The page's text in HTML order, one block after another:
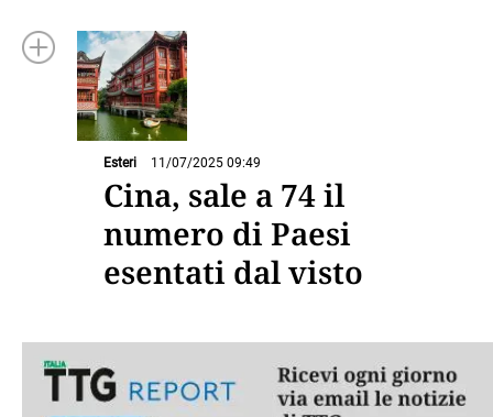
Esteri 11/07/2025 09:49
Cina, sale a 74 il
numero di Paesi
esentati dal visto